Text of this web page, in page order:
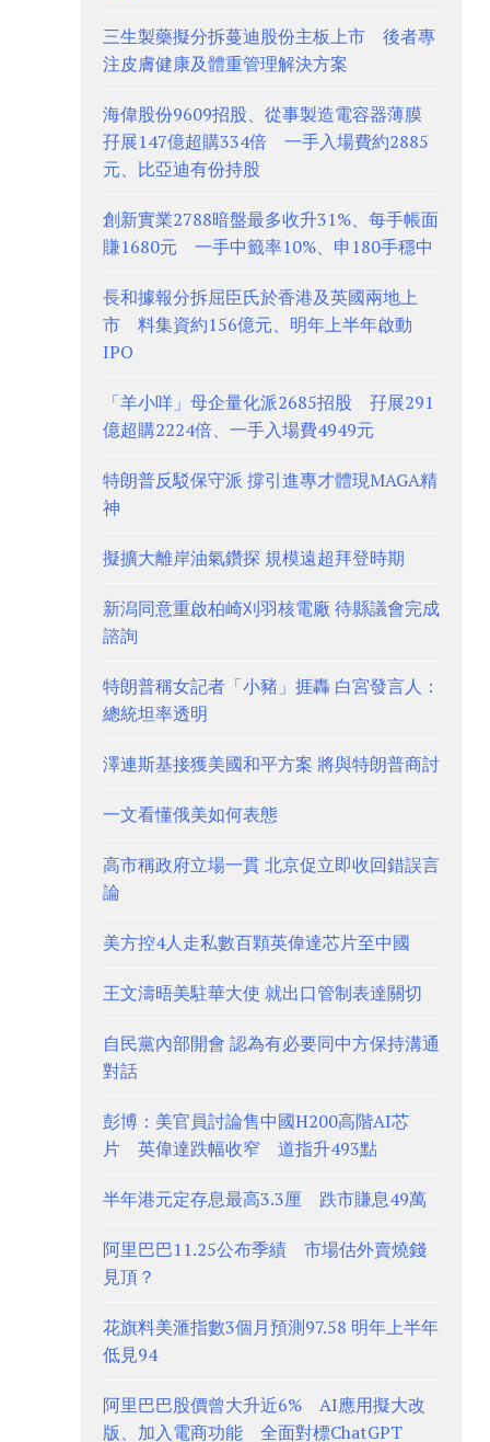
三生製藥擬分拆蔓迪股份主板上市 後者專
注皮膚健康及體重管理解決方案
海偉股份9609招股、從事製造電容器薄膜
孖展147億超購334倍 一手入場費約2885
元、比亞迪有份持股
創新實業2788暗盤最多收升31%、每手帳面
賺1680元 一手中籤率10%、申180手穩中
長和據報分拆屈臣氏於香港及英國兩地上
市 料集資約156億元、明年上半年啟動
IPO
「羊小咩」母企量化派2685招股 孖展291
億超購2224倍、一手入場費4949元
特朗普反駁保守派 撐引進專才體現MAGA精
神
擬擴大離岸油氣鑽探 規模遠超拜登時期
新潟同意重啟柏崎刈羽核電廠 待縣議會完成
諮詢
特朗普稱女記者「小豬」捱轟 白宮發言人：
總統坦率透明
澤連斯基接獲美國和平方案 將與特朗普商討
一文看懂俄美如何表態
高市稱政府立場一貫 北京促立即收回錯誤言
論
美方控4人走私數百顆英偉達芯片至中國
王文濤晤美駐華大使 就出口管制表達關切
自民黨內部開會 認為有必要同中方保持溝通
對話
彭博：美官員討論售中國H200高階AI芯
片 英偉達跌幅收窄 道指升493點
半年港元定存息最高3.3厘 跌市賺息49萬
阿里巴巴11.25公布季績 市場估外賣燒錢
見頂？
花旗料美滙指數3個月預測97.58 明年上半年
低見94
阿里巴巴股價曾大升近6% AI應用擬大改
版、加入電商功能 全面對標ChatGPT